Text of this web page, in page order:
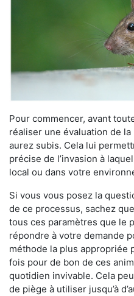
Pour commencer, avant
réaliser une évaluation de
aurez subis. Cela lui
précise de l’invasion à
local ou dans votre
Si vous vous posez la
de ce processus, sachez
tous ces paramètres que le
répondre à votre demande
méthode la plus appropriée
fois pour de bon de ces
quotidien invivable. Cela
de piège à utiliser jusqu’à